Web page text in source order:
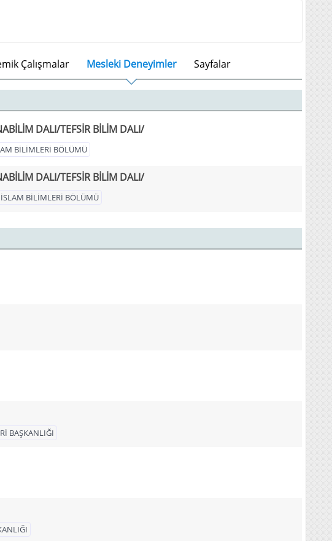
Çalışmalar Mesleki Deneyimler Sayfalar
DALI/TEFSİR BİLİM DALI/
BİLİMLERİ BÖLÜMÜ
DALI/TEFSİR BİLİM DALI/
BİLİMLERİ BÖLÜMÜ
BAŞKANLIĞI